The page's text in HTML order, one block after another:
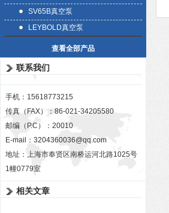
SV65B真空泵
LEYBOLD真空泵
查看全部产品
联系我们
手机：15618773215
传真（FAX）：86-021-34205580
邮编（P.C）：20010
E-mail： 3204360036@qq.com
地址：上海市奉贤区南桥运河北路1025号
1幢0779室
相关文章